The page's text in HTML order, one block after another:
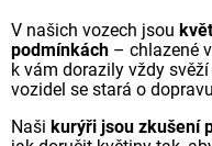
V našich vozech jsou
podmínkách – chlazené
k vám dorazily vždy
vozidel se stará o
Naši kurýři jsou zkušení